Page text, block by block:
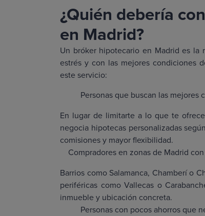
¿Quién debería
en Madrid?
Un bróker hipotecario en Madrid es la
estrés y con las mejores condiciones
este servicio:
Personas que buscan las mejores
En lugar de limitarte a lo que te
negocia hipotecas personalizadas
comisiones y mayor flexibilidad.
Compradores en zonas de Madrid
Barrios como Salamanca, Chamberí o
periféricas como Vallecas o
inmueble y ubicación concreta.
Personas con pocos ahorros que